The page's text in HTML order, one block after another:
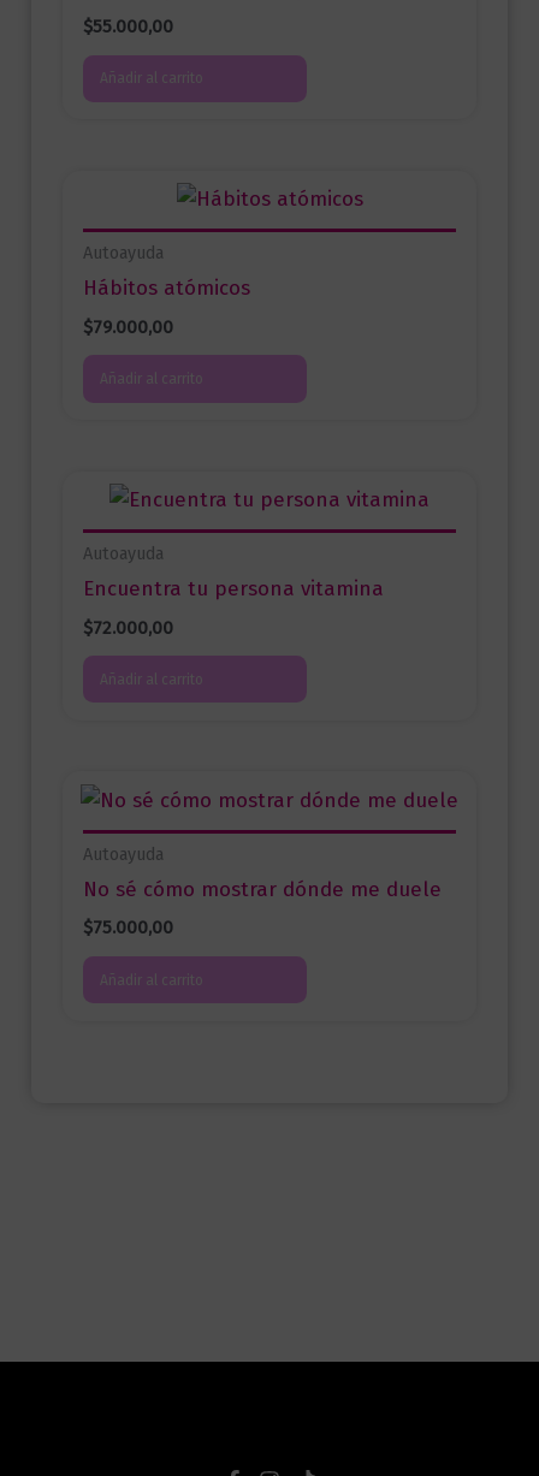
$55.000,00
Añadir al carrito
Autoayuda
Hábitos atómicos
$79.000,00
Añadir al carrito
Autoayuda
Encuentra tu persona vitamina
$72.000,00
Añadir al carrito
Autoayuda
No sé cómo mostrar dónde me duele
$75.000,00
Añadir al carrito